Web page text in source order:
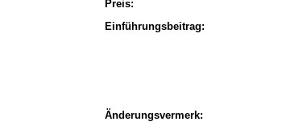
Preis:
Einführungsbeitrag:
Änderungsvermerk: